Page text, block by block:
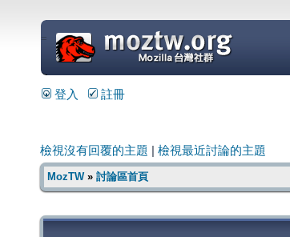
=
登入 註冊
檢視沒有回覆的主題 檢視最近討論的主題
MozTW» 討論區首頁